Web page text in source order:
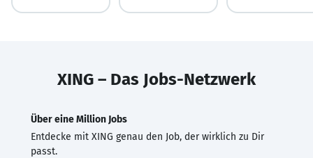
XING – Das Jobs-Netzwerk
Über eine Million Jobs
Entdecke mit XING genau den Job, der wirklich zu Dir
passt.